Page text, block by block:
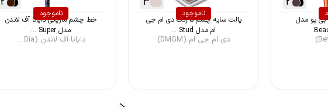
یو مدل
ناموجود
پالت سایه چشم 5 رنگ دی ام جی
ام مدل Stud ...
دی ام جی ام (DMGM)
ناموجود
خط چشم ماژیکی دایانا آف لاندن
مدل Super ...
دایانا آف لاندن (Dia ...